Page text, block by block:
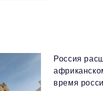
Россия
время